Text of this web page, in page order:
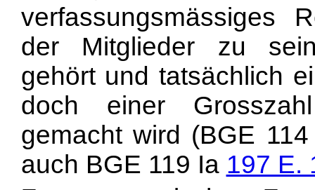
verfassungsmässiges
der Mitglieder zu
gehört und tatsächlich
doch einer
gemacht wird (BGE
auch BGE 119 Ia 197 E.